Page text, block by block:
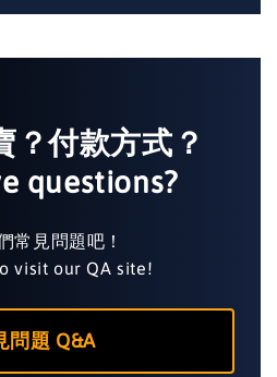
？付款方式？
questions?
常見問題吧！
visit our QA site!
問題 Q&A